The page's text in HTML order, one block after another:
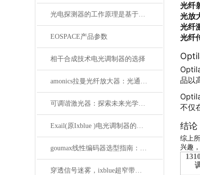
光电探测器的工作原理是基于光电效应
EOSPACE产品参数
相干合成技术电光调制器的选择
amonics拉曼光纤放大器：光通信领域的新星
可调谐激光器：探索未来光学应用的无限可能
Exail(原Ixblue )电光调制器的初次使用
goumax线性编码器选型指南：分辨率、行程与安装方式全覆盖
穿透信号迷雾，ixblue超窄带宽滤波器如何重塑精密光学通信边界
光纤
光放
光纤
光纤
品以
不仅
结论
综上
兴趣